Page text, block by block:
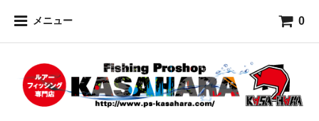
メニュー 0